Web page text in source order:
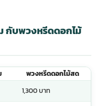
กับพวงหรีดดอกไม้
พวงหรีดดอกไม้สด
1,300 บาท